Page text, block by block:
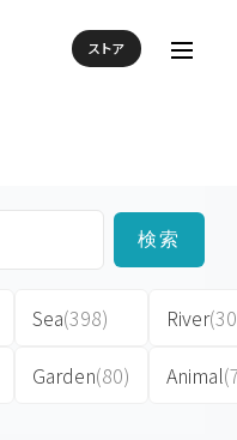
ストア
検索
Sea(398)
Garden(80)
River
Animal